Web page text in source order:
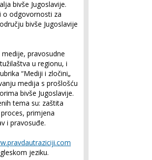
bivše Jugoslavije.
o odgovornosti za
bivše Jugoslavije
pravosudne
u regionu, i
“Mediji i zločini„
medija s prošlošću
bivše Jugoslavije.
tema su: zaštita
primjena
i pravosuđe.
jeziku.